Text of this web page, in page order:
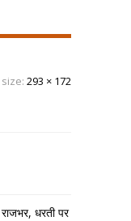
293 × 172
धरती पर